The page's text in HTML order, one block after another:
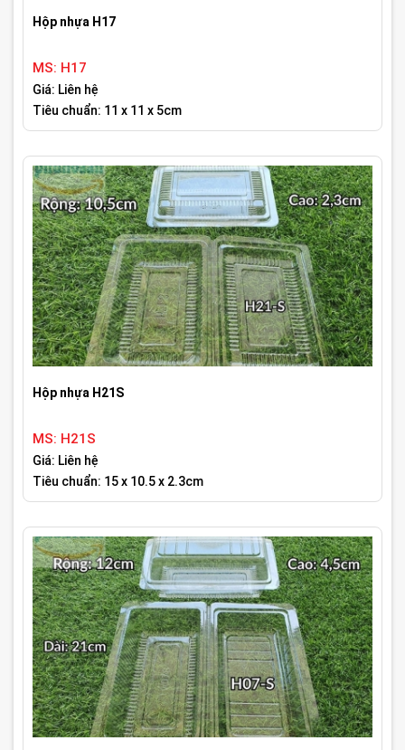
Hộp nhựa H17
MS: H17
Giá: Liên hệ
Tiêu chuẩn: 11 x 11 x 5cm
Hộp nhựa H21S
MS: H21S
Giá: Liên hệ
Tiêu chuẩn: 15 x 10.5 x 2.3cm